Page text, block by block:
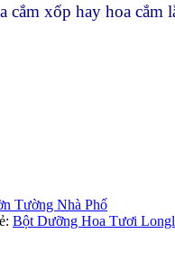
cắm xốp hay hoa
Tường Nhà Phố
Bột Dưỡng Hoa Tươi